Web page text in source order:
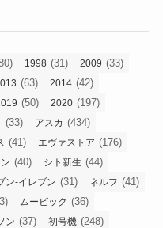
1998 (31) 2009 (33)
(63) 2014 (42)
(50) 2020 (197)
(33) アスカ (434)
(41) エヴァストア (176)
(40) シト新生 (44)
ン-イレブン (31) ネルフ (41)
ムービック (36)
ン (37) 初号機 (248)